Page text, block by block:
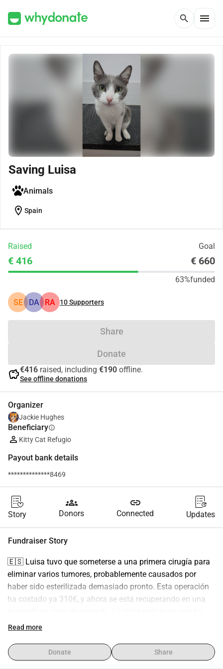
search menu
Saving Luisa
Animals
location_on Spain
Raised Goal
€ 416 € 660
63%funded
SE DA RA 10Supporters
Share
Donate
savings€416 raised, including €190 offline.
See offline donations
Organizer
Jackie Hughes
Beneficiaryinfo
Kitty Cat Refugio
Payout bank details
**************8469
Story
groups
Donors
link
Connected Updates
Fundraiser Story
🇪🇸 Luisa tuvo que someterse a una primera cirugía para
eliminar varios tumores, probablemente causados por
haber sido esterilizada demasiado pronto. Esta operación
ha costado ya 310€, y ahora se está recuperando en una
resultados han confirmado que los tumores son malignos.
una segunda cirugía para extirpar toda la cadena mamaria.
Luisa es joven, súper cariñosa y merece un futuro lleno de
Read more
Donate Share